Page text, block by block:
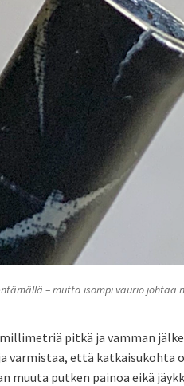
– mutta isompi vaurio johtaa
pitkä ja vamman
että katkaisukohta
muuta putken painoa eikä